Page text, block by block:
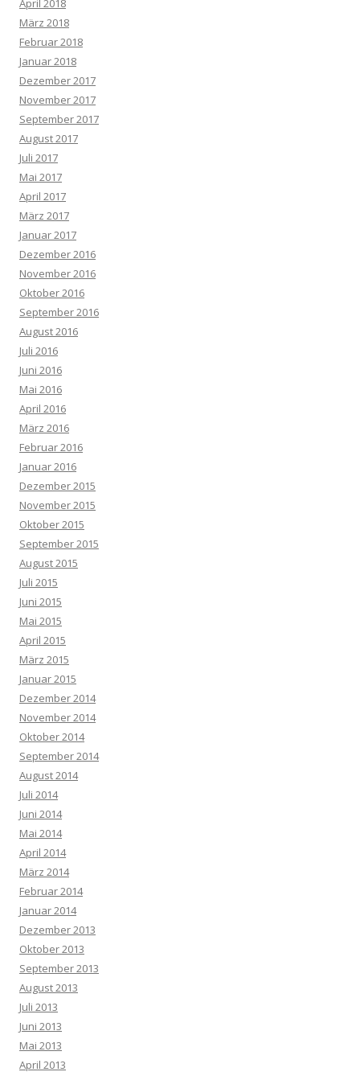
April 2018
März 2018
Februar 2018
Januar 2018
Dezember 2017
November 2017
September 2017
August 2017
Juli 2017
Mai 2017
April 2017
März 2017
Januar 2017
Dezember 2016
November 2016
Oktober 2016
September 2016
August 2016
Juli 2016
Juni 2016
Mai 2016
April 2016
März 2016
Februar 2016
Januar 2016
Dezember 2015
November 2015
Oktober 2015
September 2015
August 2015
Juli 2015
Juni 2015
Mai 2015
April 2015
März 2015
Januar 2015
Dezember 2014
November 2014
Oktober 2014
September 2014
August 2014
Juli 2014
Juni 2014
Mai 2014
April 2014
März 2014
Februar 2014
Januar 2014
Dezember 2013
Oktober 2013
September 2013
August 2013
Juli 2013
Juni 2013
Mai 2013
April 2013